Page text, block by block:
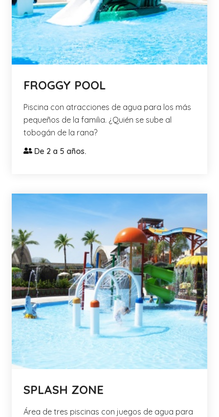
FROGGY POOL
Piscina con atracciones de agua para los más
pequeños de la familia. ¿Quién se sube al
tobogán de la rana?
De 2 a 5 años.
SPLASH ZONE
Área de tres piscinas con juegos de agua para